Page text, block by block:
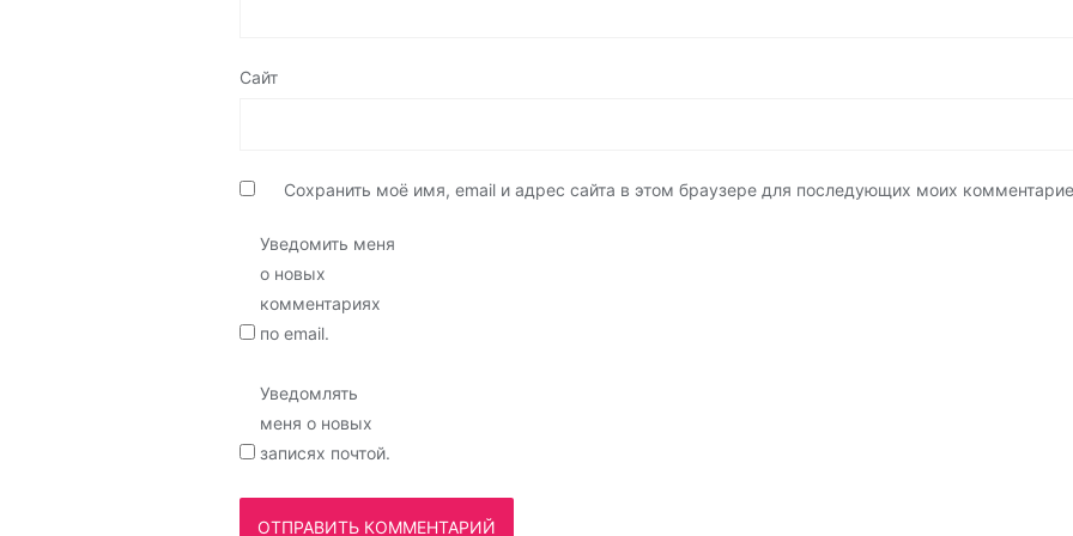
Сайт
Сохранить моё имя, email и адрес сайта в этом браузере для последующих моих
Уведомить меня
о новых
комментариях
по email.
Уведомлять
меня о новых
записях почтой.